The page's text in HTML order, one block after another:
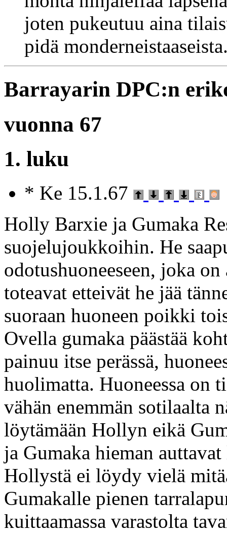
joten pukeutuu aina
pidä
Barrayarin DPC:n
vuonna 67
1. luku
* Ke 15.1.67
Holly Barxie ja Gumaka
suojelujoukkoihin. He
odotushuoneeseen, joka
toteavat etteivät he jää
suoraan huoneen poikki
Ovella gumaka päästää
painuu itse perässä,
huolimatta. Huoneessa on
vähän enemmän sotilaalta
löytämään Hollyn eikä
ja Gumaka hieman
Hollystä ei löydy vielä
Gumakalle pienen
kuittaamassa varastolta